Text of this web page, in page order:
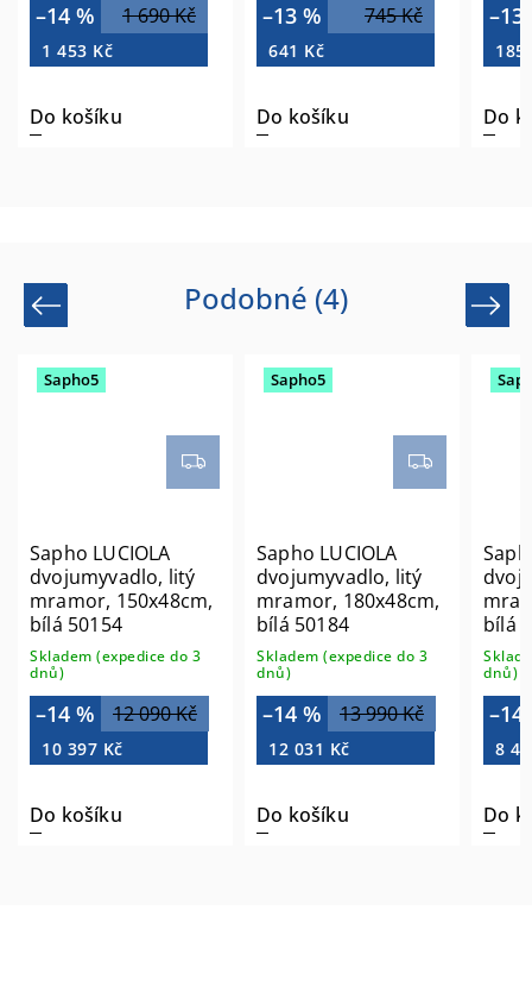
1 690 Kč
–14 %
1 453 Kč
Do košíku
745 Kč
–13 %
641 Kč
Do košíku
–13
185
Do
Podobné (4)
Previous
Sapho5
Sapho LUCIOLA
dvojumyvadlo, litý
mramor, 150x48cm,
bílá 50154
Skladem (expedice do 3
dnů)
12 090 Kč
–14 %
10 397 Kč
Do košíku
Sapho5
Sapho LUCIOLA
dvojumyvadlo, litý
mramor, 180x48cm,
bílá 50184
Skladem (expedice do 3
dnů)
13 990 Kč
–14 %
12 031 Kč
Do košíku
bílá
dnů)
–14
8
Do
Next